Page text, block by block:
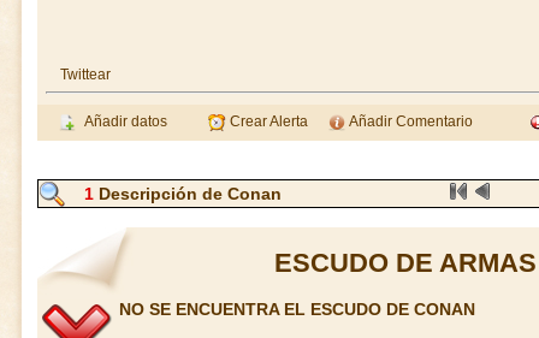
Twittear
Añadir datos Crear Alerta Añadir Comentario
1 Descripción de Conan
ESCUDO DE
NO SE ENCUENTRA EL ESCUDO DE CONAN